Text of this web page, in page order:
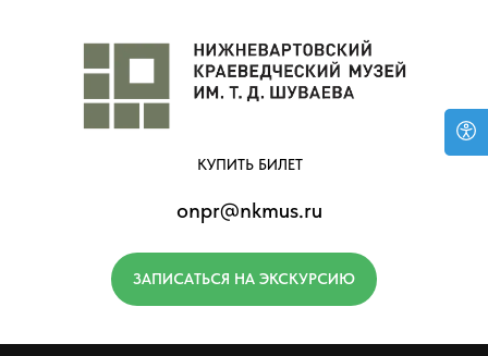
КУПИТЬ БИЛЕТ
onpr@nkmus.ru
ЗАПИСАТЬСЯ НА ЭКСКУРСИЮ